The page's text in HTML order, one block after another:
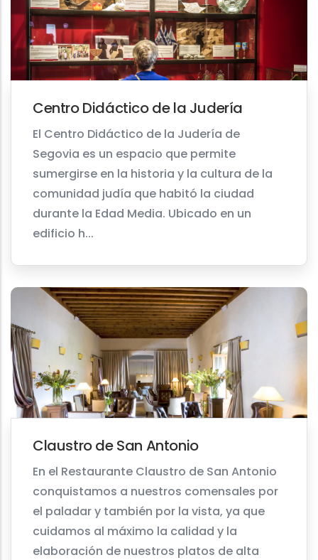
Centro Didáctico de la Judería
El Centro Didáctico de la Judería de
Segovia es un espacio que permite
sumergirse en la historia y la cultura de la
comunidad judía que habitó la ciudad
durante la Edad Media. Ubicado en un
edificio h...
Claustro de San Antonio
En el Restaurante Claustro de San Antonio
conquistamos a nuestros comensales por
el paladar y también por la vista, ya que
cuidamos al máximo la calidad y la
elaboración de nuestros platos de alta